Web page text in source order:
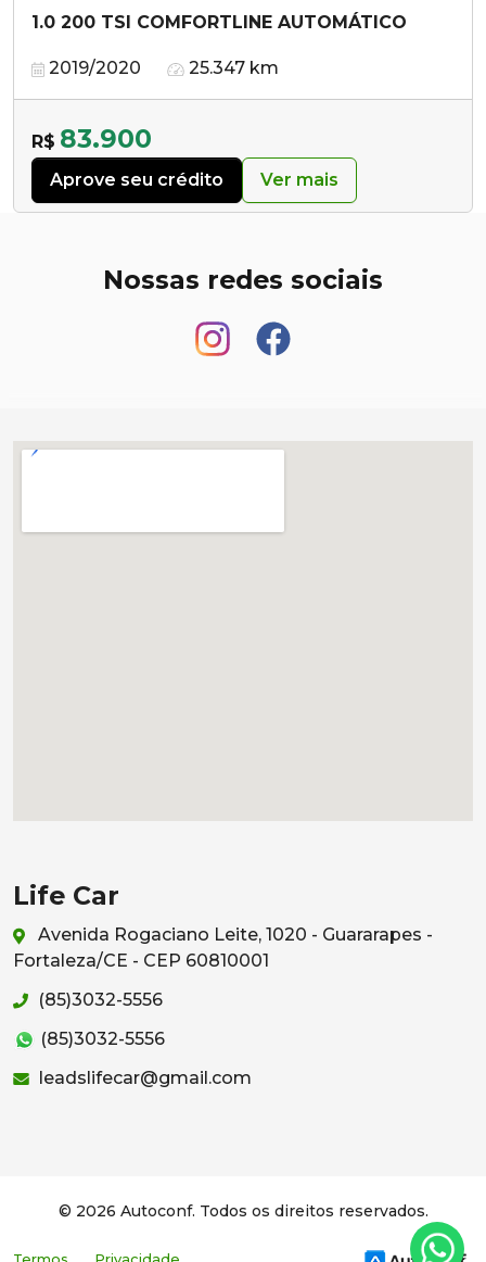
1.0 200 TSI COMFORTLINE AUTOMÁTICO
2019/2020 25.347 km
R$ 83.900
Aprove seu crédito Ver mais
Nossas redes sociais
Life Car
Avenida Rogaciano Leite, 1020 - Guararapes -
Fortaleza/CE - CEP 60810001
(85)3032-5556
(85)3032-5556
leadslifecar@gmail.com
© 2026 Autoconf. Todos os direitos reservados.